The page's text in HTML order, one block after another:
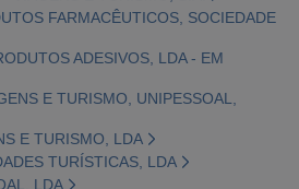
FARMACÊUTICOS, SOCIEDADE
ADESIVOS, LDA - EM
E TURISMO, UNIPESSOAL,
E TURISMO, LDA
TURÍSTICAS, LDA
LDA